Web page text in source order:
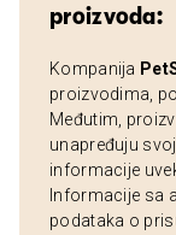
proizvoda:
Kompanija
proizvodima,
Međutim,
unapređuju
informacije
Informacije sa
podataka o